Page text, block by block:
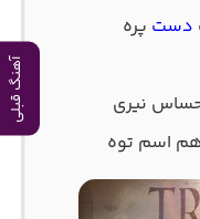
آهنگ قبلی
دﺳﺖ ﭘﺮه
ﻧﻴﺮی
ﻫﻢ اﺳﻢ ﺗﻮه